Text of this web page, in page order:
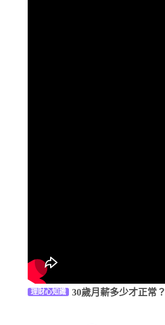
理財心知識 30歲月薪多少才正常？